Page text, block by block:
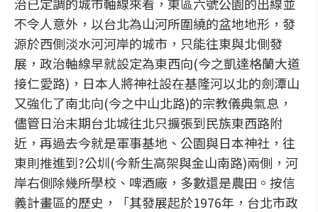
不令人意外，以台北為山河所圍繞的盆地地形，發
源於西側淡水河河岸的城市，只能往東與北側發
展，政治軸線早就設定為東西向(今之凱達格蘭大道
接仁愛路)，日本人將神社設在基隆河以北的劍潭山
又強化了南北向(今之中山北路)的宗教儀典氣息，
儘管日治末期台北城往北只擴張到民族東西路附
近，再過去今就是軍事基地、公園與日本神社，往
東則推進到?公圳(今新生高架與金山南路)兩側，河
岸右側除幾所學校、啤酒廠，多數還是農田。按信
義計畫區的歷史，「其發展起於1976年，台北市政